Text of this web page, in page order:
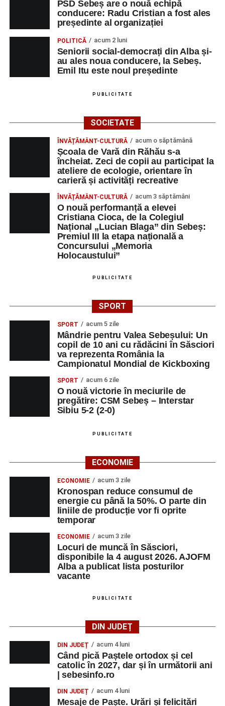
„O mare familie, o comunitate pentru trup, minte și suflet,
un mod de a lua o gură de aer într-un bombardament
informatic, mediatic și psihologic.”
„Voi merge acasă cu gândul că educația și nu numai are
sunt vitale.”(Prof. Ciura Marinela)
Privind spre ediția următoare
În încheierea evenimentului, organizatorii au anunțat tema
ediției din 2027, dedicată relației dintre caracter, valori și
educație. După trei ediții care au abordat comunicarea
didactică, dinamica diferențelor, participarea și luarea
deciziilor, comunitatea Sinaxa Educațională își propune
să revină la întrebările fundamentale despre valorile care
stau la baza actului educațional și despre rolul
profesorului în formarea caracterului tinerilor.
Despre comunitatea Sinaxa Educațională
„Sinaxa Educațională”
profesori, dedicată susținerii unei educații centrate pe
valorile creștin-ortodoxe și pe formarea caracterului
elevilor. Născută din experiența duhovnicească și
formativă a Mănăstirii Oașa, Sinaxa își propune să
sprijine profesorii în regăsirea motivației interioare,
oferindu-le nu doar instrumente metodice actuale, ci și
contexte de sprijin reciproc, colaborare și reconectare la
vocația pedagogică autentică.
Urmărește-ne pe Google News
Ultimele știri din Sebeș
Primăria Sebeș a decis să reducă intensitatea
iluminatului public pe timpul nopții, în contextul
apelului la economii al Guvernului Bolojan
Duminică, 23 august 2026, Râpa Roșie găzduiește
cea de-a III-a ediție a concursului „CicloAventurier
Primul concert din cadrul String Symphonic Camp
PSD Sebeș are o nouă echipă
conducere: Radu Cristian a fost ales
președinte al organizației
POLITICĂ acum 2 luni
Seniorii social-democrați din Alba și-
au ales noua conducere, la Sebeș.
Emil Itu este noul președinte
PUBLICITATE
SOCIETATE
ÎNVĂȚĂMÂNT-CULTURĂ acum o săptămână
Școala de Vară din Răhău s-a
încheiat. Zeci de copii au participat la
ateliere de ecologie, orientare în
carieră și activități recreative
ÎNVĂȚĂMÂNT-CULTURĂ acum 3 săptămâni
O nouă performanță a elevei
Cristiana Cioca, de la Colegiul
Național „Lucian Blaga” din Sebeș:
Premiul III la etapa națională a
Concursului „Memoria
Holocaustului”
PUBLICITATE
SPORT
SPORT acum 5 zile
Mândrie pentru Valea Sebeșului: Un
copil de 10 ani cu rădăcini în Săsciori
va reprezenta România la
Campionatul Mondial de Kickboxing
SPORT acum 6 zile
O nouă victorie în meciurile de
pregătire: CSM Sebeș – Interstar
Sibiu 5-2 (2-0)
PUBLICITATE
ECONOMIE
ECONOMIE acum 3 zile
Kronospan reduce consumul de
energie cu până la 50%. O parte din
liniile de producție vor fi oprite
temporar
ECONOMIE acum 3 zile
Locuri de muncă în Săsciori,
disponibile la 4 august 2026. AJOFM
Alba a publicat lista posturilor
vacante
PUBLICITATE
DIN JUDEȚ
DIN JUDEȚ acum 4 luni
Când pică Paștele ortodox și cel
catolic în 2027, dar și în următorii ani
| sebesinfo.ro
DIN JUDEȚ acum 4 luni
Mesaje de Paște. Urări și felicitări